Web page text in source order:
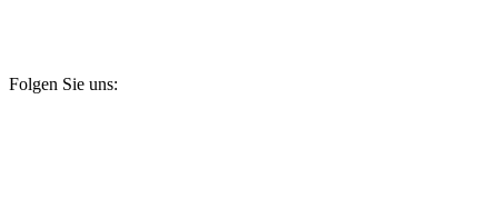
Folgen Sie uns: